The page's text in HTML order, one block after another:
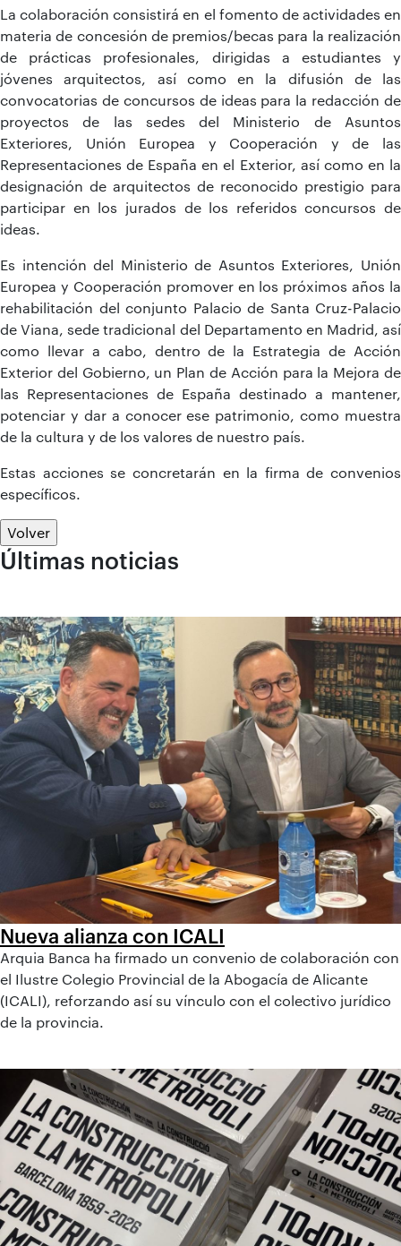
La colaboración consistirá en el fomento de actividades en
materia de concesión de premios/becas para la realización
de prácticas profesionales, dirigidas a estudiantes y
jóvenes arquitectos, así como en la difusión de las
convocatorias de concursos de ideas para la redacción de
proyectos de las sedes del Ministerio de Asuntos
Exteriores, Unión Europea y Cooperación y de las
Representaciones de España en el Exterior, así como en la
designación de arquitectos de reconocido prestigio para
participar en los jurados de los referidos concursos de
ideas.
Es intención del Ministerio de Asuntos Exteriores, Unión
Europea y Cooperación promover en los próximos años la
rehabilitación del conjunto Palacio de Santa Cruz-Palacio
de Viana, sede tradicional del Departamento en Madrid, así
como llevar a cabo, dentro de la Estrategia de Acción
Exterior del Gobierno, un Plan de Acción para la Mejora de
las Representaciones de España destinado a mantener,
potenciar y dar a conocer ese patrimonio, como muestra
de la cultura y de los valores de nuestro país.
Estas acciones se concretarán en la firma de convenios
específicos.
Volver
Últimas noticias
Nueva alianza con ICALI
Arquia Banca ha firmado un convenio de colaboración con
el Ilustre Colegio Provincial de la Abogacía de Alicante
(ICALI), reforzando así su vínculo con el colectivo jurídico
de la provincia.